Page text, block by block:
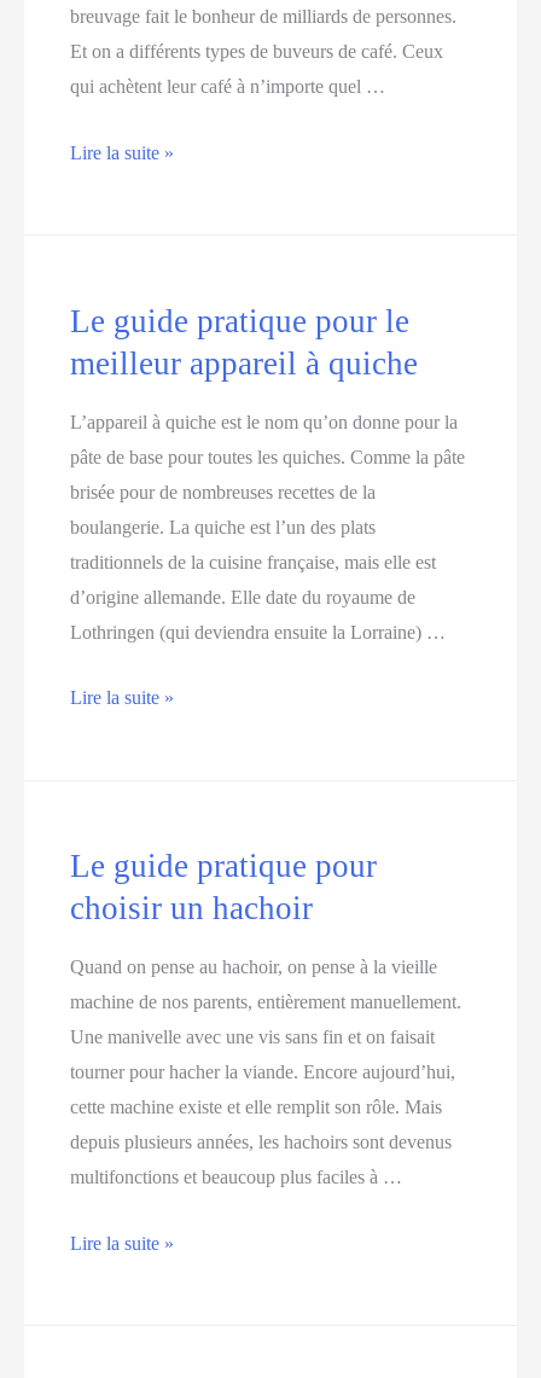
breuvage fait le bonheur de milliards de personnes.
Et on a différents types de buveurs de café. Ceux
qui achètent leur café à n’importe quel …
Comment
à
café
Lire la suite »
Le guide pratique pour le
meilleur appareil à quiche
L’appareil à quiche est le nom qu’on donne pour la
pâte de base pour toutes les quiches. Comme la pâte
brisée pour de nombreuses recettes de la
boulangerie. La quiche est l’un des plats
traditionnels de la cuisine française, mais elle est
d’origine allemande. Elle date du royaume de
Lothringen (qui deviendra ensuite la Lorraine) …
Le
meilleur
appareil
quiche
Lire la suite »
Le guide pratique pour
choisir un hachoir
Quand on pense au hachoir, on pense à la vieille
machine de nos parents, entièrement manuellement.
Une manivelle avec une vis sans fin et on faisait
tourner pour hacher la viande. Encore aujourd’hui,
cette machine existe et elle remplit son rôle. Mais
depuis plusieurs années, les hachoirs sont devenus
multifonctions et beaucoup plus faciles à …
Le
Lire la suite »